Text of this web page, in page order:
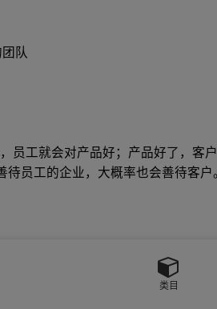
队
工就会对产品好；产品好了，客
员工的企业，大概率也会善待客户。
类目